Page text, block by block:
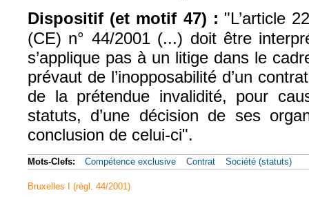
Dispositif (et motif 47) : "L’article
(CE) n° 44/2001 (...) doit être
s’applique pas à un litige dans le
prévaut de l’inopposabilité d’un
de la prétendue invalidité, pour
statuts, d’une décision de ses
conclusion de celui-ci".
Mots-Clefs: Compétence exclusive Contrat Société (statuts)
Bruxelles I (règl. 44/2001)